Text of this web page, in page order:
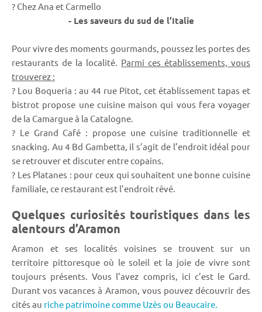
? Chez Ana et Carmello
- Les saveurs du sud de l’Italie
Pour vivre des moments gourmands, poussez les portes des
restaurants de la localité. Parmi ces établissements, vous
trouverez :
? Lou Boqueria : au 44 rue Pitot, cet établissement tapas et
bistrot propose une cuisine maison qui vous fera voyager
de la Camargue à la Catalogne.
? Le Grand Café : propose une cuisine traditionnelle et
snacking. Au 4 Bd Gambetta, il s’agit de l’endroit idéal pour
se retrouver et discuter entre copains.
? Les Platanes : pour ceux qui souhaitent une bonne cuisine
familiale, ce restaurant est l’endroit rêvé.
Quelques curiosités touristiques dans les
alentours d’Aramon
Aramon et ses localités voisines se trouvent sur un
territoire pittoresque où le soleil et la joie de vivre sont
toujours présents. Vous l’avez compris, ici c’est le Gard.
Durant vos vacances à Aramon, vous pouvez découvrir des
cités au riche patrimoine comme Uzès ou Beaucaire.